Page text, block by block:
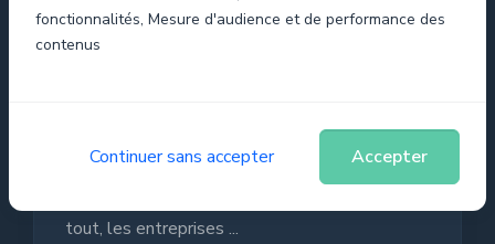
fonctionnalités, Mesure d'audience et de performance des
contenus
Continuer sans accepter Accepter
Nombre d’entreprises lilloises sont
précurseurs sur le WEB et ont acquises des
tout, les entreprises ...